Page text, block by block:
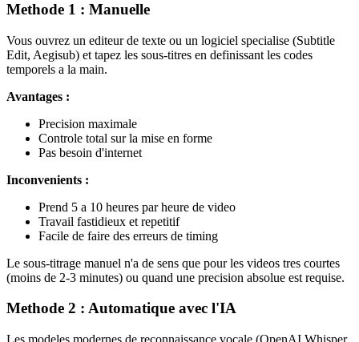
Methode 1 : Manuelle
Vous ouvrez un editeur de texte ou un logiciel specialise (Subtitle
Edit, Aegisub) et tapez les sous-titres en definissant les codes
temporels a la main.
Avantages :
Precision maximale
Controle total sur la mise en forme
Pas besoin d'internet
Inconvenients :
Prend 5 a 10 heures par heure de video
Travail fastidieux et repetitif
Facile de faire des erreurs de timing
Le sous-titrage manuel n'a de sens que pour les videos tres courtes
(moins de 2-3 minutes) ou quand une precision absolue est requise.
Methode 2 : Automatique avec l'IA